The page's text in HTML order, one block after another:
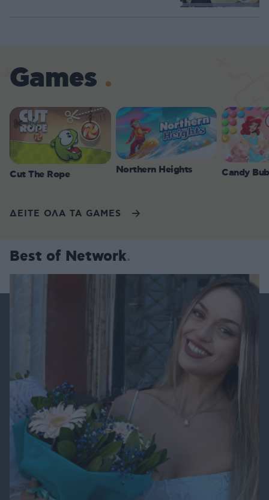
Loaded
Games
Cut The Rope Northern Heights Candy
ΔΕΙΤΕ ΟΛΑ ΤΑ GAMES
Best of Network